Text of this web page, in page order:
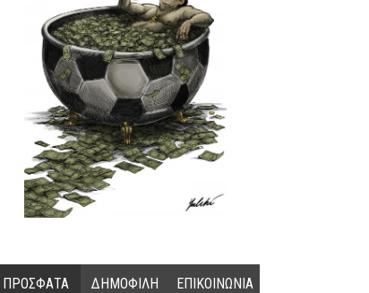
ΠΡΟΣΦΑΤΑ ΔΗΜΟΦΙΛΗ ΕΠΙΚΟΙΝΩΝΙΑ